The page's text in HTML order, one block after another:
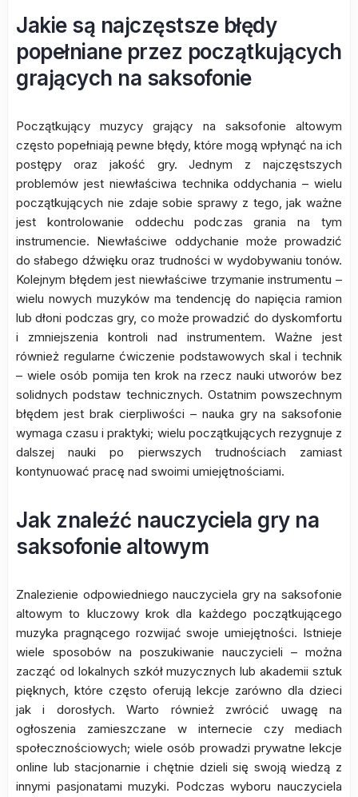
Jakie są najczęstsze błędy
popełniane przez początkujących
grających na saksofonie
Początkujący muzycy grający na saksofonie altowym
często popełniają pewne błędy, które mogą wpłynąć na ich
postępy oraz jakość gry. Jednym z najczęstszych
problemów jest niewłaściwa technika oddychania – wielu
początkujących nie zdaje sobie sprawy z tego, jak ważne
jest kontrolowanie oddechu podczas grania na tym
instrumencie. Niewłaściwe oddychanie może prowadzić
do słabego dźwięku oraz trudności w wydobywaniu tonów.
Kolejnym błędem jest niewłaściwe trzymanie instrumentu –
wielu nowych muzyków ma tendencję do napięcia ramion
lub dłoni podczas gry, co może prowadzić do dyskomfortu
i zmniejszenia kontroli nad instrumentem. Ważne jest
również regularne ćwiczenie podstawowych skal i technik
– wiele osób pomija ten krok na rzecz nauki utworów bez
solidnych podstaw technicznych. Ostatnim powszechnym
błędem jest brak cierpliwości – nauka gry na saksofonie
wymaga czasu i praktyki; wielu początkujących rezygnuje z
dalszej nauki po pierwszych trudnościach zamiast
kontynuować pracę nad swoimi umiejętnościami.
Jak znaleźć nauczyciela gry na
saksofonie altowym
Znalezienie odpowiedniego nauczyciela gry na saksofonie
altowym to kluczowy krok dla każdego początkującego
muzyka pragnącego rozwijać swoje umiejętności. Istnieje
wiele sposobów na poszukiwanie nauczycieli – można
zacząć od lokalnych szkół muzycznych lub akademii sztuk
pięknych, które często oferują lekcje zarówno dla dzieci
jak i dorosłych. Warto również zwrócić uwagę na
ogłoszenia zamieszczane w internecie czy mediach
społecznościowych; wiele osób prowadzi prywatne lekcje
online lub stacjonarnie i chętnie dzieli się swoją wiedzą z
innymi pasjonatami muzyki. Podczas wyboru nauczyciela